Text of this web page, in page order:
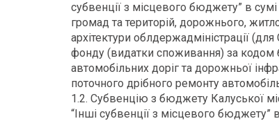
субвенції з місцевого бюджету” в
громад та територій, дорожнього,
архітектури облдержадміністрації
фонду (видатки споживання) за кодом
автомобільних доріг та дорожньої
поточного дрібного ремонту
1.2. Субвенцію з бюджету Калуської
“Інші субвенції з місцевого бюджету”